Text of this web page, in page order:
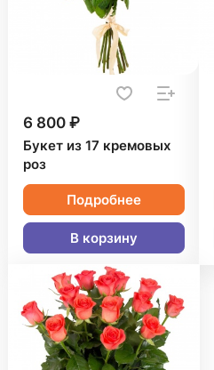
6 800 ₽
Букет из 17 кремовых
роз
Подробнее
В корзину